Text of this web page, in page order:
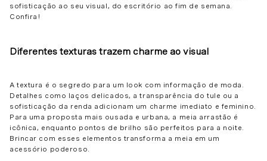
sofisticação ao seu visual, do escritório ao fim de semana.
Confira!
Diferentes texturas trazem charme ao visual
A textura é o segredo para um look com informação de moda.
Detalhes como laços delicados, a transparência do tule ou a
sofisticação da renda adicionam um charme imediato e feminino.
Para uma proposta mais ousada e urbana, a meia arrastão é
icônica, enquanto pontos de brilho são perfeitos para a noite.
Brincar com esses elementos transforma a meia em um
acessório poderoso.